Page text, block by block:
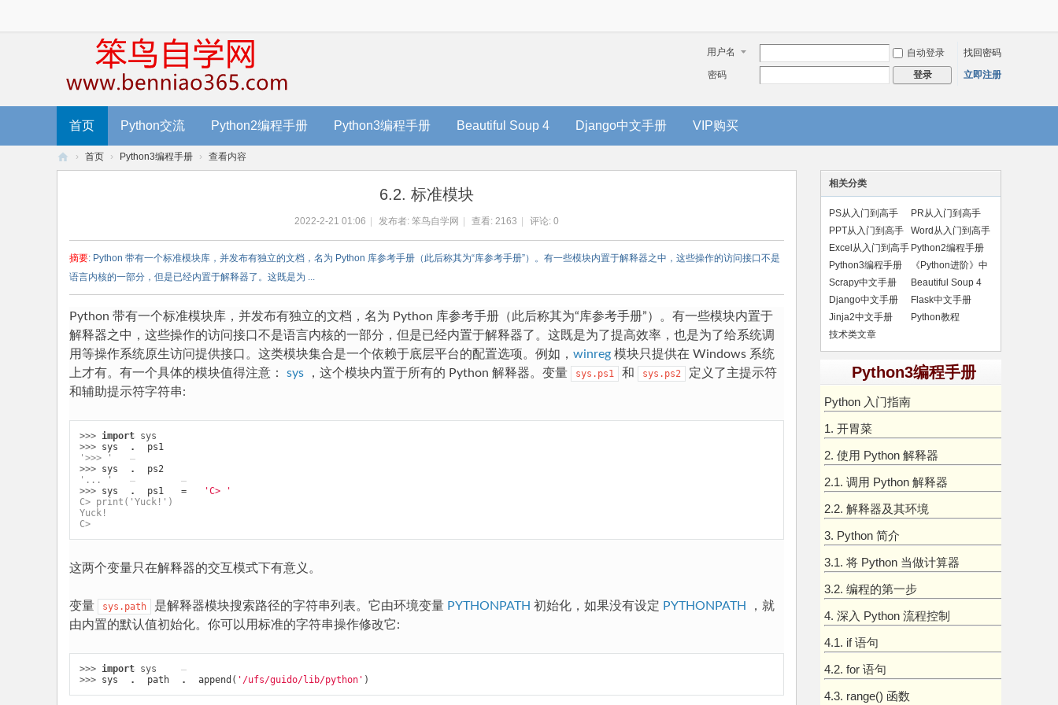
用户名 自动登录
找回密码
密码
登录 立即注册
首页 Python交流 Python2编程手册 Python3编程手册 Beautiful Soup 4 Django中文手册 VIP购买
› 首页 › Python3编程手册 › 查看内容
6.2. 标准模块
2022-2-21 01:06 发布者: 笨鸟自学网 查看: 2163 评论: 0
摘要: Python 带有一个标准模块库，并发布有独立的文档，名为 Python 库参考手册（此后称其为“库参考手册”）。有一些模块内置于解释器之中，这些操作的访问接口不是
语言内核的一部分，但是已经内置于解释器了。这既是为 ...
Python 带有一个标准模块库，并发布有独立的文档，名为 Python 库参考手册（此后称其为“库参考手册”）。有一些模块内置于
解释器之中，这些操作的访问接口不是语言内核的一部分，但是已经内置于解释器了。这既是为了提高效率，也是为了给系统调
用等操作系统原生访问提供接口。这类模块集合是一个依赖于底层平台的配置选项。例如， winreg 模块只提供在 Windows 系统
上才有。有一个具体的模块值得注意： sys ，这个模块内置于所有的 Python 解释器。变量 sys.ps1 和 sys.ps2
定义了主提示符
和辅助提示符字符串:
>>> import sys
>>> sys .
ps1
'>>> '
>>> sys .
ps2
'... '
>>> sys . ps1 =
'C> '
C> print('Yuck!')
Yuck!
C>
这两个变量只在解释器的交互模式下有意义。
变量 sys.path 是解释器模块搜索路径的字符串列表。它由环境变量 PYTHONPATH 初始化，如果没有设定 PYTHONPATH
，就
由内置的默认值初始化。你可以用标准的字符串操作修改它:
>>> import sys
>>> sys . path . append ( '/ufs/guido/lib/python' )
相关分类
PS从入门到高手
PR从入门到高手
PPT从入门到高手
Word从入门到高手
Excel从入门到高手 Python2编程手册
Python3编程手册
《Python进阶》中
文版
Scrapy中文手册
Beautiful Soup 4
手册
Django中文手册
Flask中文手册
Jinja2中文手册
Python教程
技术类文章
Python3编程手册
Python 入门指南
1. 开胃菜
2. 使用 Python 解释器
2.1. 调用 Python 解释器
2.2. 解释器及其环境
3. Python 简介
3.1. 将 Python 当做计算器
3.2. 编程的第一步
4. 深入 Python 流程控制
4.1. if 语句
4.2. for 语句
4.3. range() 函数